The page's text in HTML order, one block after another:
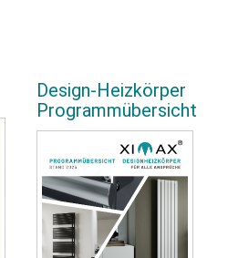
Design-Heizkörper
Programmübersicht